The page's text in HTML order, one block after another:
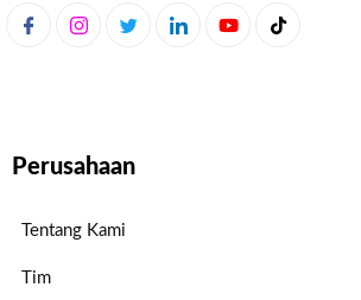
Perusahaan
Tentang Kami
Tim